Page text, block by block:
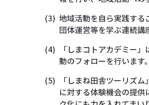
地域活動を自ら実践する
団体運営等を学ぶ連続講
「しまコトアカデミー
動のフォローを行います。
「しまね田舎ツーリズ
に対する体験機会の提